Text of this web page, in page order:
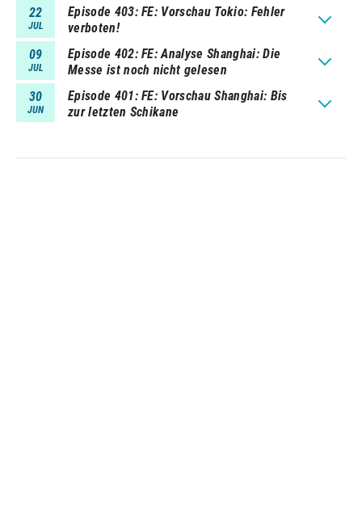
22
JUL
Episode 403 FE: Vorschau Tokio: Fehler
verboten!
09
JUL
Episode 402 FE: Analyse Shanghai: Die
Messe ist noch nicht gelesen
30
JUN
Episode 401 FE: Vorschau Shanghai: Bis
zur letzten Schikane